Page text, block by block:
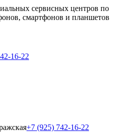
сервисных центров по
смартфонов и планшетов
16-22
+7 (925) 742-16-22